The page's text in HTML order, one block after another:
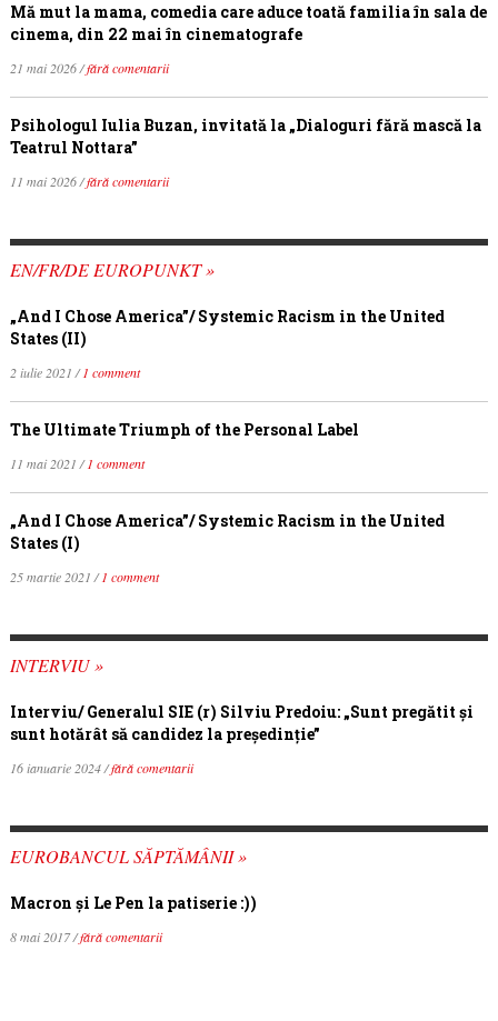
Mă mut la mama, comedia care aduce toată familia în sala de
cinema, din 22 mai în cinematografe
21 mai 2026 /fără comentarii
Psihologul Iulia Buzan, invitată la „Dialoguri fără mască la
Teatrul Nottara”
11 mai 2026 /fără comentarii
EN/FR/DE EUROPUNKT »
„And I Chose America”/ Systemic Racism in the United
States (II)
2 iulie 2021 /1 comment
The Ultimate Triumph of the Personal Label
11 mai 2021 /1 comment
„And I Chose America”/ Systemic Racism in the United
States (I)
25 martie 2021 /1 comment
INTERVIU »
Interviu/ Generalul SIE (r) Silviu Predoiu: „Sunt pregătit și
sunt hotărât să candidez la președinție”
16 ianuarie 2024 /fără comentarii
EUROBANCUL SĂPTĂMÂNII »
Macron şi Le Pen la patiserie :))
8 mai 2017 /fără comentarii